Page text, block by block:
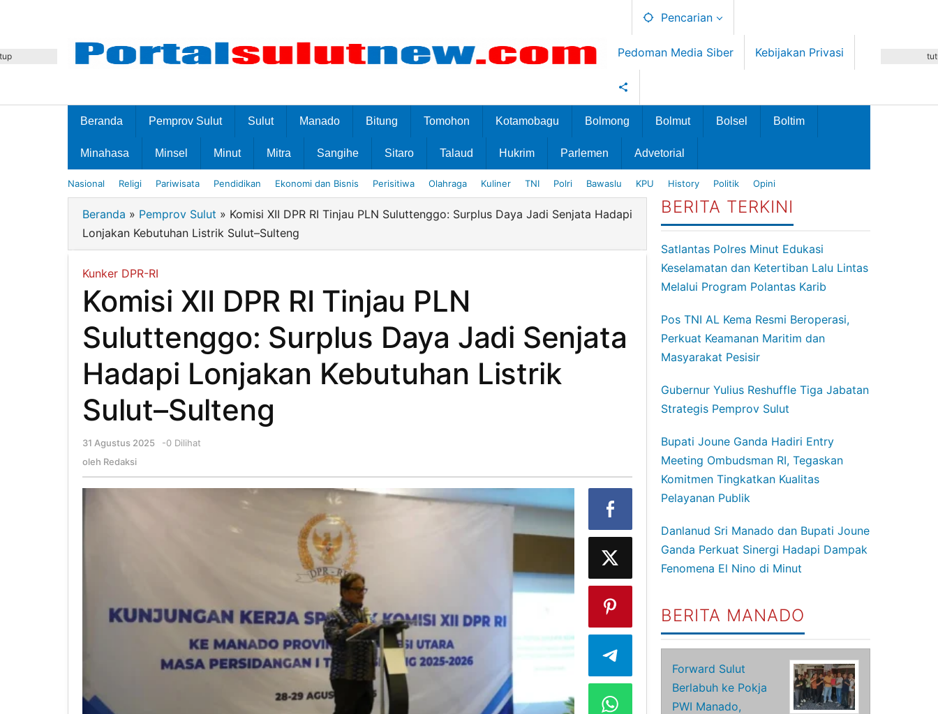
Pencarian
Pedoman Media Siber Kebijakan Privasi
Beranda Pemprov Sulut Sulut Manado Bitung Tomohon Kotamobagu Bolmong Bolmut Bolsel Boltim
Minahasa Minsel Minut Mitra Sangihe Sitaro Talaud Hukrim Parlemen Advetorial
Nasional Religi Pariwisata Pendidikan Ekonomi dan Bisnis Perisitiwa Olahraga Kuliner TNI Polri Bawaslu KPU History Politik Opini
Beranda » Pemprov Sulut » Komisi XII DPR RI Tinjau PLN Suluttenggo: Surplus Daya Jadi Senjata Hadapi
Lonjakan Kebutuhan Listrik Sulut–Sulteng
Kunker DPR-RI
Komisi XII DPR RI Tinjau PLN
Suluttenggo: Surplus Daya Jadi Senjata
Hadapi Lonjakan Kebutuhan Listrik
Sulut–Sulteng
31 Agustus 2025
oleh
-0 Dilihat
oleh Redaksi
BERITA TERKINI
Satlantas Polres Minut Edukasi
Keselamatan dan Ketertiban Lalu Lintas
Melalui Program Polantas Karib
Pos TNI AL Kema Resmi Beroperasi,
Perkuat Keamanan Maritim dan
Masyarakat Pesisir
Gubernur Yulius Reshuffle Tiga Jabatan
Strategis Pemprov Sulut
Bupati Joune Ganda Hadiri Entry
Meeting Ombudsman RI, Tegaskan
Komitmen Tingkatkan Kualitas
Pelayanan Publik
Danlanud Sri Manado dan Bupati Joune
Ganda Perkuat Sinergi Hadapi Dampak
Fenomena El Nino di Minut
BERITA MANADO
Forward Sulut
Berlabuh ke Pokja
PWI Manado,